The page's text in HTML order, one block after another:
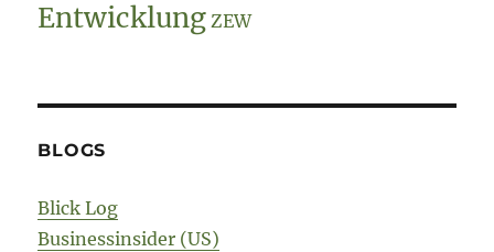
Entwicklung ZEW
BLOGS
Blick Log
Businessinsider (US)